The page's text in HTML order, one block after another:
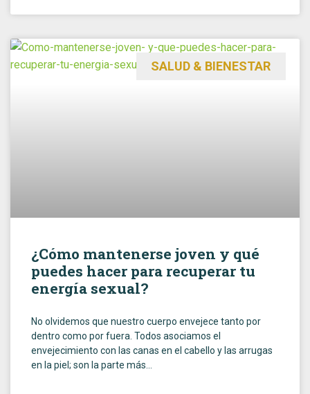
SALUD & BIENESTAR
¿Cómo mantenerse joven y qué
puedes hacer para recuperar tu
energía sexual?
No olvidemos que nuestro cuerpo envejece tanto por
dentro como por fuera. Todos asociamos el
envejecimiento con las canas en el cabello y las arrugas
en la piel; son la parte más…